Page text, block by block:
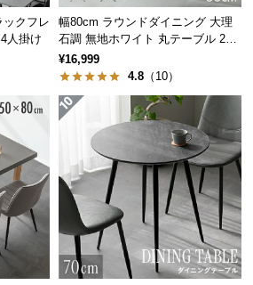
クフレ
人掛け
幅80cm ラウンドダイニング 大理
石調 無地ホワイト 丸テーブル 2人
掛け
¥16,999
4.8 （10）